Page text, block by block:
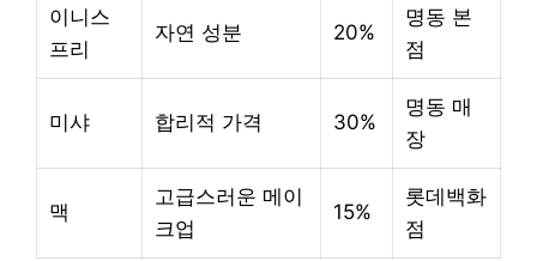
이니스
프리
자연 성분 20%
명동 본
점
미샤 합리적 가격 30%
명동 매
장
맥
고급스러운 메이
크업
15%
롯데백화
점